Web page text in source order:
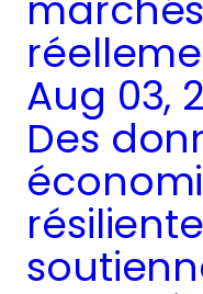
Aug 03,
Des